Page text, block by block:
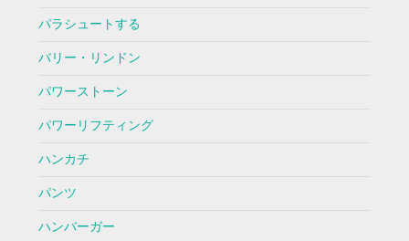
パラシュートする
バリー・リンドン
パワーストーン
パワーリフティング
ハンカチ
パンツ
ハンバーガー